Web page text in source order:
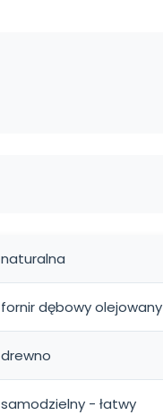
naturalna
fornir dębowy olejowany
drewno
samodzielny - łatwy